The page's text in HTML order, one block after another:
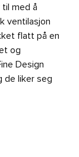
med å
ventilasjon
flatt på en
og
Design
de liker seg